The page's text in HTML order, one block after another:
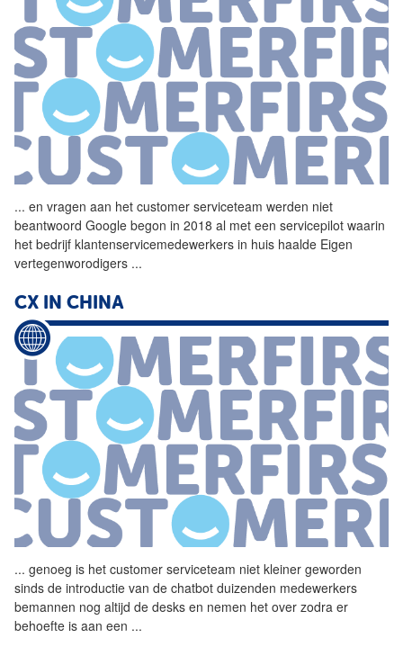
... en vragen aan het customer serviceteam werden niet
beantwoord Google begon in 2018 al met een servicepilot waarin
het bedrijf klantenservicemedewerkers in huis haalde Eigen
vertegenworodigers ...
CX IN CHINA
... genoeg is het customer serviceteam niet kleiner geworden
sinds de introductie van de chatbot duizenden medewerkers
bemannen nog altijd de desks en nemen het over zodra er
behoefte is aan een ...